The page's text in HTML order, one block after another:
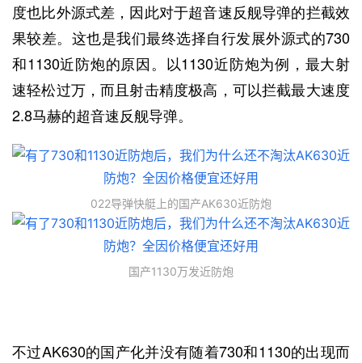
度也比外源式差，因此对于超音速反舰导弹的拦截效
果较差。这也是我们最终选择自行发展外源式的730
和1130近防炮的原因。以1130近防炮为例，最大射
速轻松过万，而且射击精度极高，可以拦截最大速度
2.8马赫的超音速反舰导弹。
022导弹快艇上的国产AK630近防炮
国产1130万发近防炮
不过AK630的国产化并没有随着730和1130的出现而